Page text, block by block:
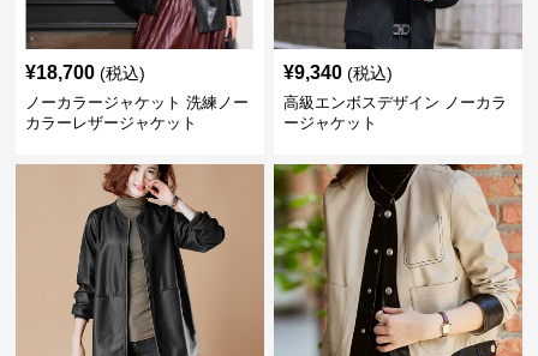
¥18,700 (税込)
ノーカラージャケット 洗練ノー
カラーレザージャケット
¥9,340 (税込)
高級エンボスデザイン ノーカラ
ージャケット